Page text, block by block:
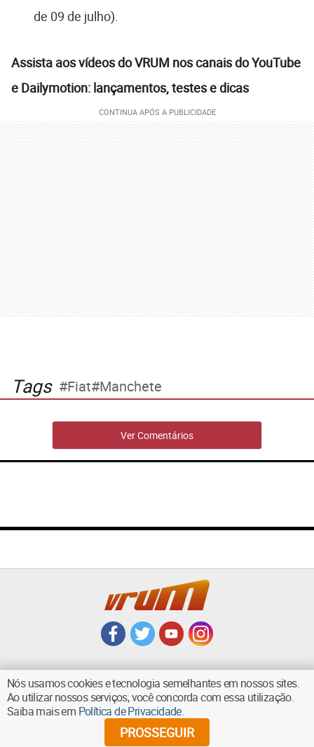
de 09 de julho).
Assista aos vídeos do VRUM nos canais do YouTube
e Dailymotion: lançamentos, testes e dicas
Tags Fiat Manchete
Ver Comentários
VOLTAR AO TOPO
Nós usamos cookies e tecnologia semelhantes em nossos sites.
Ao utilizar nossos serviços, você concorda com essa utilização.
Saiba mais em Política de Privacidade.
PROSSEGUIR